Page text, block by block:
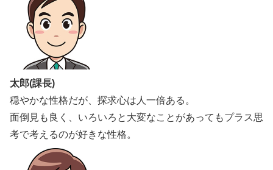
太郎(課長)
穏やかな性格だが、探求心は人一倍ある。
面倒見も良く、いろいろと大変なことがあってもプラス思
考で考えるのが好きな性格。